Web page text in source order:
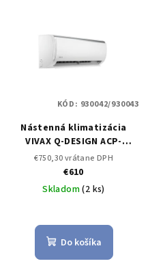
Nástenná klimatizácia
VIVAX Q-DESIGN ACP-
09CH25AEQI 2,5 kWSet s
kompresorom
€750,30 vrátane DPH
€610
Skladom(2 ks)
Do košíka
KÓD: 930042/930043